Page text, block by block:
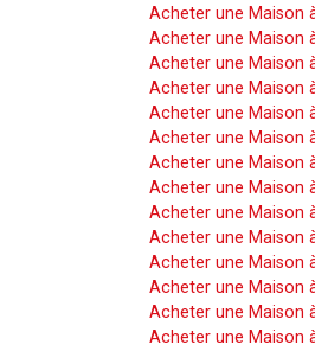
Acheter une Maison
Acheter une Maison
Acheter une Maison
Acheter une Maison
Acheter une Maison
Acheter une Maison
Acheter une Maison à
Acheter une Maison
Acheter une Maison
Acheter une Maison
Acheter une Maison
Acheter une Maison
Acheter une Maison à
Acheter une Maison